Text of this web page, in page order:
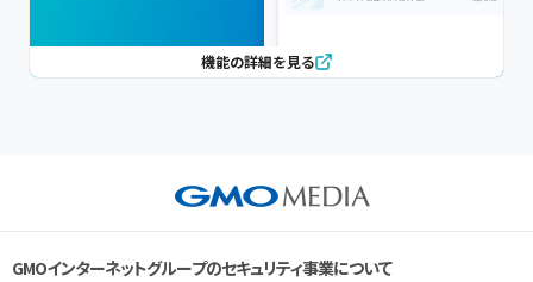
機能の詳細を見る
GMOインターネットグループのセキュリティ事業について